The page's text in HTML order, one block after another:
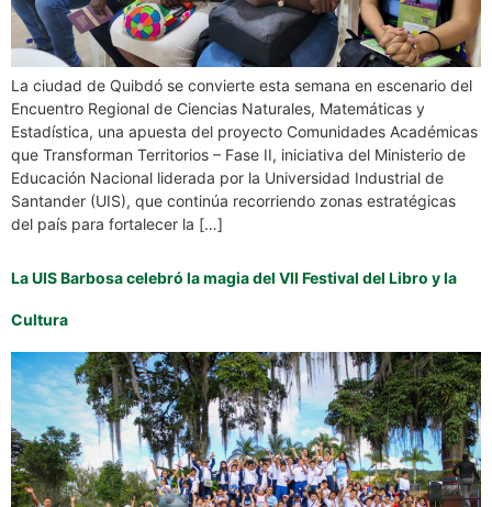
La ciudad de Quibdó se convierte esta semana en escenario del
Encuentro Regional de Ciencias Naturales, Matemáticas y
Estadística, una apuesta del proyecto Comunidades Académicas
que Transforman Territorios – Fase II, iniciativa del Ministerio de
Educación Nacional liderada por la Universidad Industrial de
Santander (UIS), que continúa recorriendo zonas estratégicas
del país para fortalecer la […]
La UIS Barbosa celebró la magia del VII Festival del Libro y la
Cultura